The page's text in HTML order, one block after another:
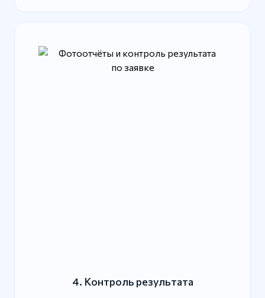
4. Контроль результата